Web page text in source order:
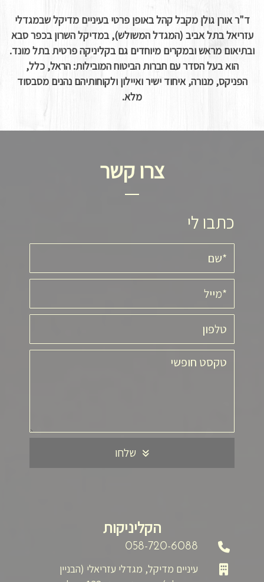
ד"ר אורן גולן מקבל קהל באופן פרטי בעיניים מדיקל שבמגדלי
עזריאל בתל אביב (המגדל המשולש), במדיקל השרון בכפר סבא
ובתיאום מראש ובמקרים מיוחדים גם בקליניקה פרטית בתל מונד.
הוא בעל הסדר עם חברות הביטוח המובילות: הראל, כלל,
הפניקס, מנורה, איחוד ישיר ואיילון ולקוחותיהם נהנים מסבסוד
מלא.
צרו קשר
כתבו לי
שלחו
הקליניקות
058-720-6088
עיניים מדיקל, מגדלי עזריאלי (הבניין